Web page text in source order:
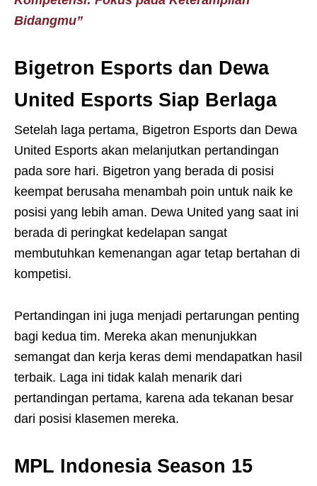
Bidangmu”
Bigetron Esports dan Dewa
United Esports Siap Berlaga
Setelah laga pertama, Bigetron Esports dan Dewa
United Esports akan melanjutkan pertandingan
pada sore hari. Bigetron yang berada di posisi
keempat berusaha menambah poin untuk naik ke
posisi yang lebih aman. Dewa United yang saat ini
berada di peringkat kedelapan sangat
membutuhkan kemenangan agar tetap bertahan di
kompetisi.
Pertandingan ini juga menjadi pertarungan penting
bagi kedua tim. Mereka akan menunjukkan
semangat dan kerja keras demi mendapatkan hasil
terbaik. Laga ini tidak kalah menarik dari
pertandingan pertama, karena ada tekanan besar
dari posisi klasemen mereka.
MPL Indonesia Season 15